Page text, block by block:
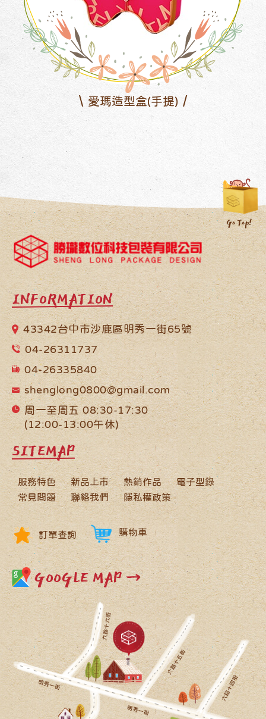
愛瑪造型盒(手提)
INFORMATION
43342台中市沙鹿區明秀一街65號
04-26311737
04-26335840
shenglong0800@gmail.com
周一至周五 08:30-17:30
(12:00-13:00午休)
SITEMAP
服務特色 新品上市 熱銷作品
電子型錄
常見問題
聯絡我們 隱私權政策
訂單查詢 購物車
GOOGLE MAP →